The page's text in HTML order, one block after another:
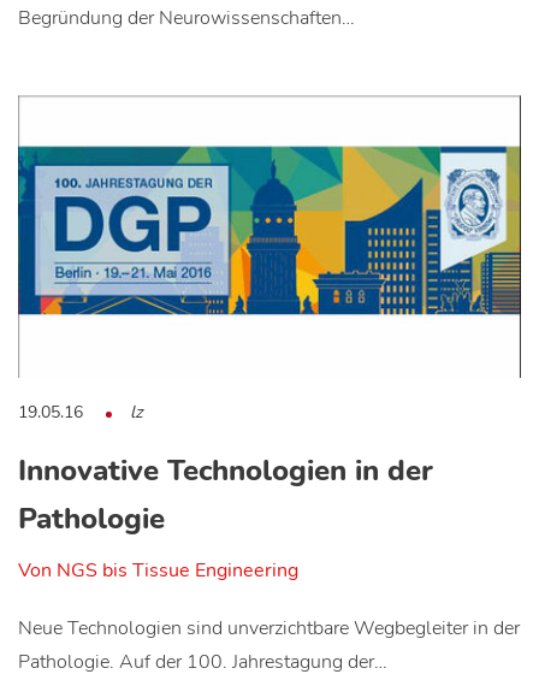
Begründung der Neurowissenschaften…
19.05.16 lz
Innovative Technologien in der
Pathologie
Von NGS bis Tissue Engineering
Neue Technologien sind unverzichtbare Wegbegleiter in der
Pathologie. Auf der 100. Jahrestagung der…